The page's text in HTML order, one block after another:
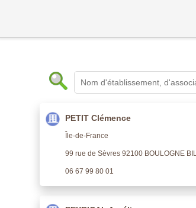
PETIT Clémence
Île-de-France
99 rue de Sèvres 92100 BOULOGNE
06 67 99 80 01